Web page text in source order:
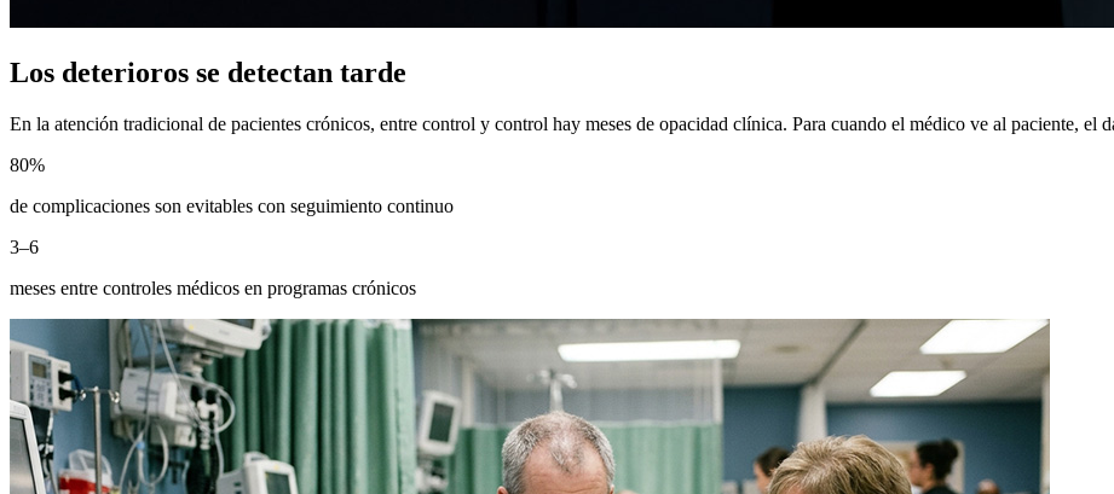
Los deterioros se detectan tarde
En la atención tradicional de pacientes crónicos, entre control y control hay meses de opacidad clínica. Para cuando el médico ve al paciente, el
80%
de complicaciones son evitables con seguimiento continuo
3–6
meses entre controles médicos en programas crónicos